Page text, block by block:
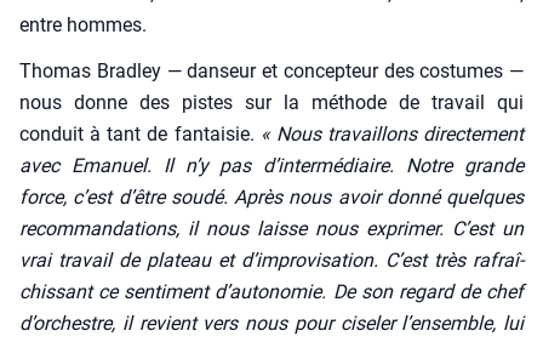
entre hommes.
Tho­mas Brad­ley — dan­seur et concep­teur des cos­tumes —
nous donne des pistes sur la méthode de tra­vail qui
conduit à tant de fan­tai­sie. « Nous tra­vaillons direc­te­ment
avec Ema­nuel. Il n’y pas d’intermédiaire. Notre grande
force, c’est d’être sou­dé. Après nous avoir don­né quelques
recom­man­da­tions, il nous laisse nous expri­mer. C’est un
vrai tra­vail de pla­teau et d’improvisation. C’est très rafraî­
chis­sant ce sen­ti­ment d’autonomie. De son regard de chef
d’orchestre, il revient vers nous pour cise­ler l’ensemble, lui